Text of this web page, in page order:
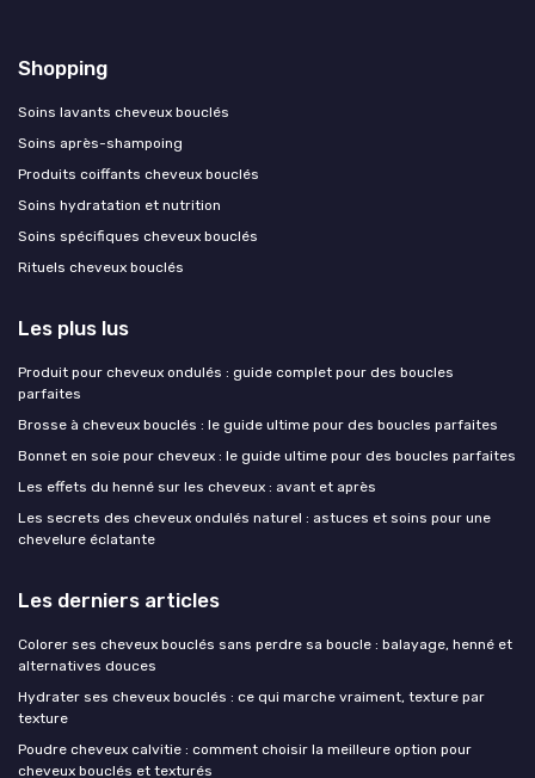
Shopping
Soins lavants cheveux bouclés
Soins après-shampoing
Produits coiffants cheveux bouclés
Soins hydratation et nutrition
Soins spécifiques cheveux bouclés
Rituels cheveux bouclés
Les plus lus
Produit pour cheveux ondulés : guide complet pour des boucles
parfaites
Brosse à cheveux bouclés : le guide ultime pour des boucles parfaites
Bonnet en soie pour cheveux : le guide ultime pour des boucles parfaites
Les effets du henné sur les cheveux : avant et après
Les secrets des cheveux ondulés naturel : astuces et soins pour une
chevelure éclatante
Les derniers articles
Colorer ses cheveux bouclés sans perdre sa boucle : balayage, henné et
alternatives douces
Hydrater ses cheveux bouclés : ce qui marche vraiment, texture par
texture
Poudre cheveux calvitie : comment choisir la meilleure option pour
cheveux bouclés et texturés